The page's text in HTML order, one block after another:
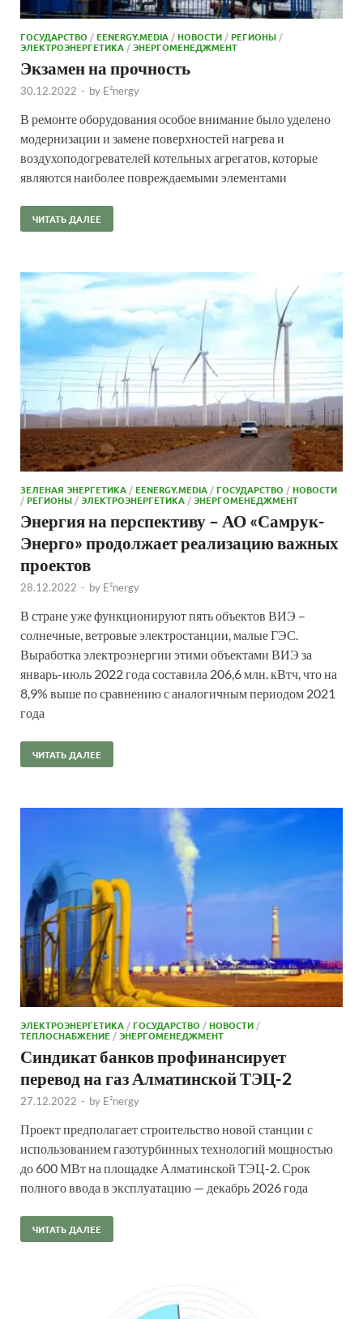
ГОСУДАРСТВО /EENERGY.MEDIA/НОВОСТИ/РЕГИОНЫ/
ЭЛЕКТРОЭНЕРГЕТИКА/ЭНЕРГОМЕНЕДЖМЕНТ
Экзамен на прочность
30.12.2022 - by E²nergy
В ремонте оборудования особое внимание было уделено
модернизации и замене поверхностей нагрева и
воздухоподогревателей котельных агрегатов, которые
являются наиболее повреждаемыми элементами
ЧИТАТЬ ДАЛЕЕ
ЗЕЛЕНАЯ ЭНЕРГЕТИКА/EENERGY.MEDIA/ГОСУДАРСТВО /НОВОСТИ
/РЕГИОНЫ/ЭЛЕКТРОЭНЕРГЕТИКА/ЭНЕРГОМЕНЕДЖМЕНТ
Энергия на перспективу – АО «Самрук-
Энерго» продолжает реализацию важных
проектов
28.12.2022 - by E²nergy
В стране уже функционируют пять объектов ВИЭ –
солнечные, ветровые электростанции, малые ГЭС.
Выработка электроэнергии этими объектами ВИЭ за
январь-июль 2022 года составила 206,6 млн. кВтч, что на
8,9% выше по сравнению с аналогичным периодом 2021
года
ЧИТАТЬ ДАЛЕЕ
ЭЛЕКТРОЭНЕРГЕТИКА /ГОСУДАРСТВО /НОВОСТИ /
ТЕПЛОСНАБЖЕНИЕ /ЭНЕРГОМЕНЕДЖМЕНТ
Синдикат банков профинансирует
перевод на газ Алматинской ТЭЦ-2
27.12.2022 - by E²nergy
Проект предполагает строительство новой станции с
использованием газотурбинных технологий мощностью
до 600 МВт на площадке Алматинской ТЭЦ-2. Срок
полного ввода в эксплуатацию — декабрь 2026 года
ЧИТАТЬ ДАЛЕЕ